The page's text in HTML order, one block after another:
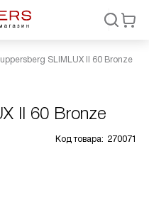
SLIMLUX II 60 Bronze
II 60 Bronze
Код товара: 270071